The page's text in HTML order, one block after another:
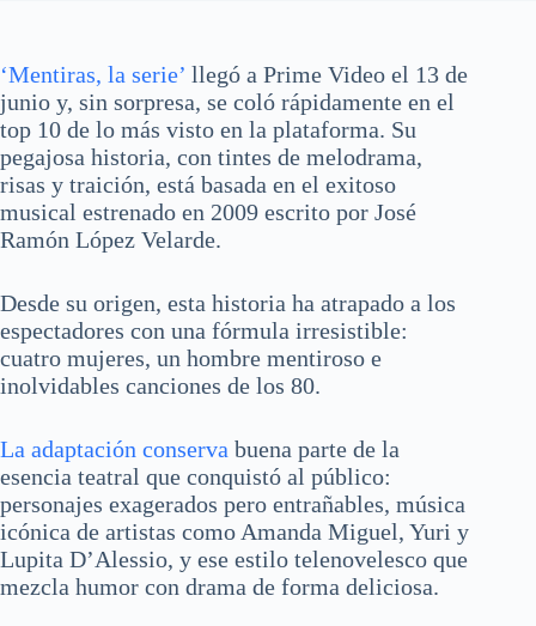
‘Mentiras, la serie’ llegó a Prime Video el 13 de
junio y, sin sorpresa, se coló rápidamente en el
top 10 de lo más visto en la plataforma. Su
pegajosa historia, con tintes de melodrama,
risas y traición, está basada en el exitoso
musical estrenado en 2009 escrito por José
Ramón López Velarde.
Desde su origen, esta historia ha atrapado a los
espectadores con una fórmula irresistible:
cuatro mujeres, un hombre mentiroso e
inolvidables canciones de los 80.
La adaptación conserva buena parte de la
esencia teatral que conquistó al público:
personajes exagerados pero entrañables, música
icónica de artistas como Amanda Miguel, Yuri y
Lupita D’Alessio, y ese estilo telenovelesco que
mezcla humor con drama de forma deliciosa.